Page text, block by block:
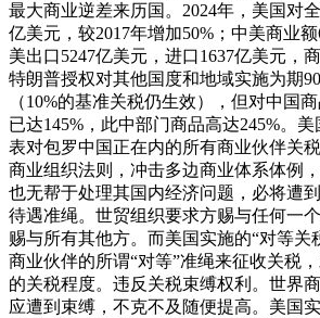
最大商业逆差来历国。2024年，美国对
亿美元，较2017年增加50%；中美商业
美出口5247亿美元，进口1637亿美元，
特朗普授权对其他国度和地域实施为期
（10%的基准关税仍生效），但对中国
已达145%，此中部门商品高达245%。
表对包罗中国正在内的所有商业伙伴关
商业组织法则，冲击多边商业体系体例
也无帮于处理其国内经济问题，必将遭
待遇准绳。世贸组织要求方赐与任何一
赐与所有其他方。而美国实施的“对等关
商业伙伴的所谓“对等”准绳来征收关税
的关税程度。违反关税束缚权利。世界
应遭到束缚，不克不及随便提高。美国